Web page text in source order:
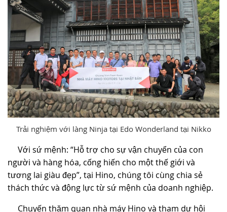
Trải nghiệm với làng Ninja tại Edo Wonderland tại Nikko
Với sứ mệnh: “Hỗ trợ cho sự vận chuyển của con
người và hàng hóa, cống hiến cho một thế giới và
tương lai giàu đẹp”, tại Hino, chúng tôi cùng chia sẻ
thách thức và động lực từ sứ mệnh của doanh nghiệp.
Chuyến thăm quan nhà máy Hino và tham dự hội